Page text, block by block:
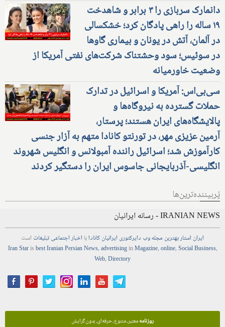
دانمارک سربازی را ۳ برابر و شاهدخت
۱۹ ساله را راهی پادگان کرد؛ خشکسالی
در آلمان، آتش در یونان و بیماری گاوها
در سوئیس؛ سود وحشتناک شرکت‌های نفتی آمریکا از
وضعیت خاورمیانه
سی‌بی‌اس: آمریکا و اسرائیل در تدارک
حملات گسترده به نیروگاه‌ها و
پالایشگاه‌های ایران هستند؛ پرستار،
آرمین عزیزی مهر، در تورنتو کانادا متهم به آزار جنسی
کارآموزش شد؛ اسرائیل راننده آمبولانس و انگلیس شهروند
انگلیسی-آذربایجانی جاسوس ایران را دستگیر کردند
پُربیننده‌ترین‌ها
IRANIAN NEWS - رسانه ایرانیان
ایران استاربهترین مجلهوب دایرکتوری ایرانیان کانادابا اخباراجتماعیتبلیغات است
Iran Starisbest Iranian PersianNews,advertisinginMagazine,online,Social Business,
Web,Directory
روزنامهمعتبر، متنوع، حرفه‌ای، بدون گرایش